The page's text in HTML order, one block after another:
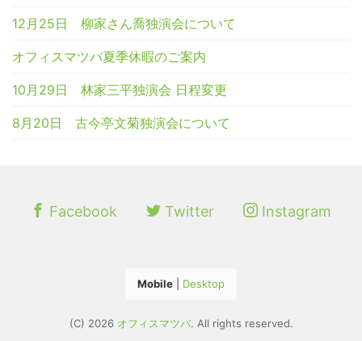
12月25日 柳家さん喬独演会について
オフィスマツバ夏季休暇のご案内
10月29日 林家三平独演会 日程変更
8月20日 古今亭文菊独演会について
Facebook Twitter Instagram
Mobile Desktop
(C) 2026 オフィスマツバ. All rights reserved.